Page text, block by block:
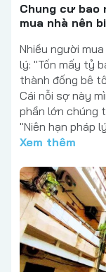
Chung cư bao
mua nhà nên
Nhiều người
lý: "Tốn mấy tỷ
thành đống bê
Cái nỗi sợ này
phần lớn chúng
"Niên hạn pháp
Xem thêm